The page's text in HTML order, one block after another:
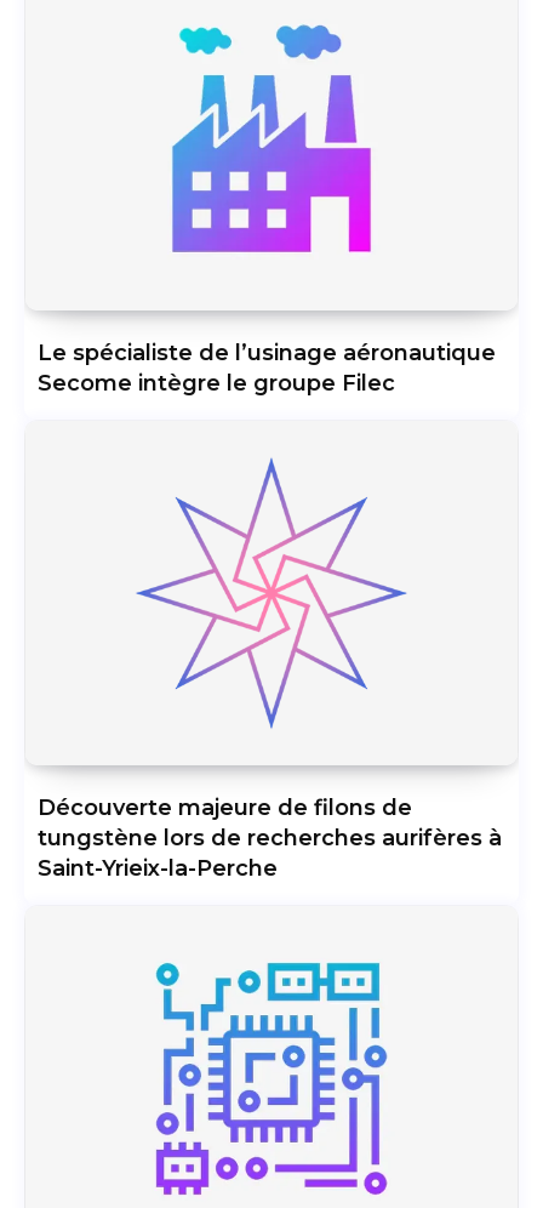
Le spécialiste de l’usinage aéronautique
Secome intègre le groupe Filec
Découverte majeure de filons de
tungstène lors de recherches aurifères à
Saint-Yrieix-la-Perche